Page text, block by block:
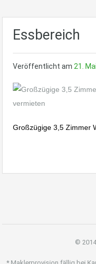
Essbereich
Veröffentlicht am 21.
Großzügige 3,5 Zimmer
©